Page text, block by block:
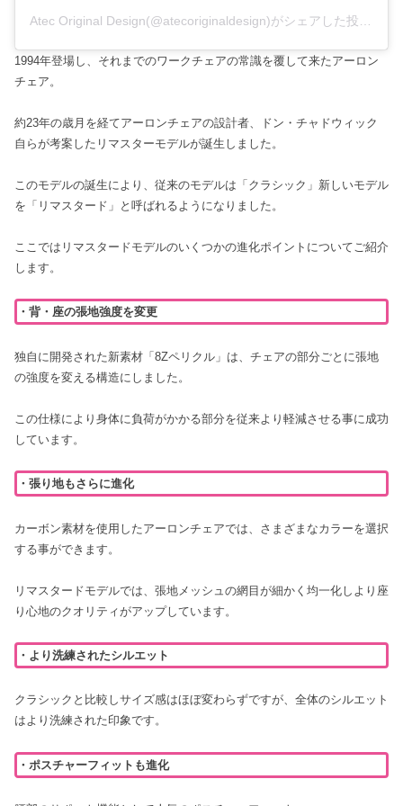
1994年登場し、それまでのワークチェアの常識を覆して来たアーロン
チェア。
約23年の歳月を経てアーロンチェアの設計者、ドン・チャドウィック
自らが考案したリマスターモデルが誕生しました。
このモデルの誕生により、従来のモデルは「クラシック」新しいモデル
を「リマスタード」と呼ばれるようになりました。
ここではリマスタードモデルのいくつかの進化ポイントについてご紹介
します。
・背・座の張地強度を変更
独自に開発された新素材「8Zペリクル」は、チェアの部分ごとに張地
の強度を変える構造にしました。
この仕様により身体に負荷がかかる部分を従来より軽減させる事に成功
しています。
・張り地もさらに進化
カーボン素材を使用したアーロンチェアでは、さまざまなカラーを選択
する事ができます。
リマスタードモデルでは、張地メッシュの網目が細かく均一化しより座
り心地のクオリティがアップしています。
・ より洗練されたシルエット
クラシックと比較しサイズ感はほぼ変わらずですが、全体のシルエット
はより洗練された印象です。
・ポスチャーフィットも進化